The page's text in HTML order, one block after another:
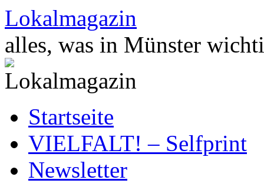
Zum
Inhalt
springen
Lokalmagazin
alles, was in Münster
Startseite
VIELFALT! – Selfprint
Newsletter